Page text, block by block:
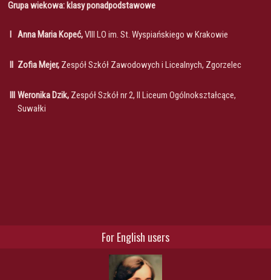
Grupa wiekowa: klasy ponadpodstawowe
I Anna Maria Kopeć,VIII LO im. St. Wyspiańskiego w Krakowie
II Zofia Mejer, Zespół Szkół Zawodowych i Licealnych, Zgorzelec
III Weronika Dzik, Zespół Szkół nr 2, II Liceum Ogólnokształcące,
Suwałki
For English users